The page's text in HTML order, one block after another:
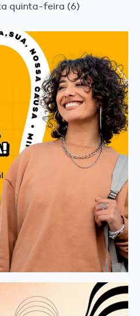
quinta-feira (6)